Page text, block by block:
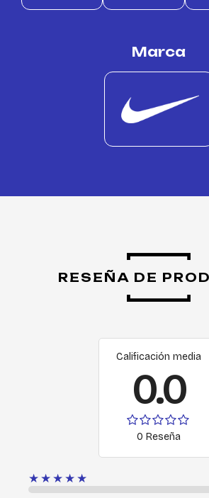
Marca
RESEÑA DE
Calificación media
0.0
0 Reseña
★★★★★